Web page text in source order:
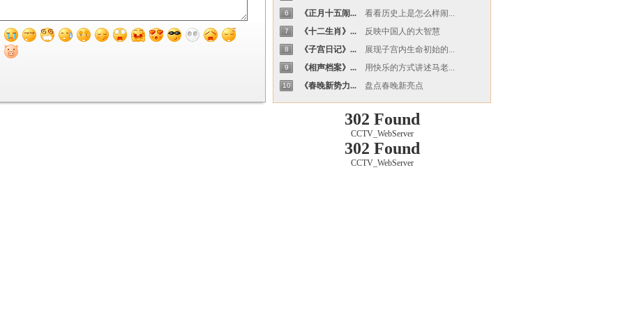
6 《正月十五闹... 看看历史上是怎么样闹...
7 《十二生肖》... 反映中国人的大智慧
8 《子宫日记》... 展现子宫内生命初始的...
9 《相声档案》... 用快乐的方式讲述马老...
10 《春晚新势力... 盘点春晚新亮点
302 Found
CCTV_WebServer
302 Found
CCTV_WebServer